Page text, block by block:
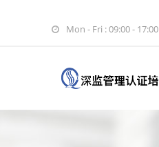
Mon - Fri : 09:00 - 17:00